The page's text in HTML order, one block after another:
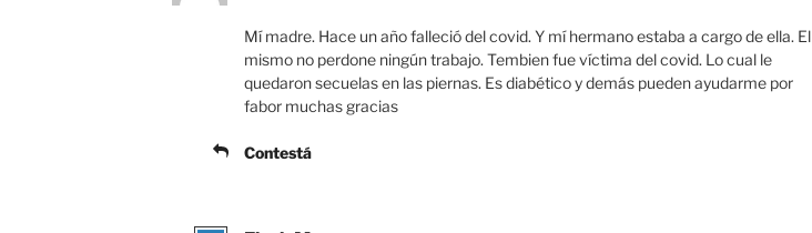
Mí madre. Hace un año falleció del covid. Y mí hermano estaba a cargo de ella. El
mismo no perdone ningún trabajo. Tembien fue víctima del covid. Lo cual le
quedaron secuelas en las piernas. Es diabético y demás pueden ayudarme por
fabor muchas gracias
Contestá